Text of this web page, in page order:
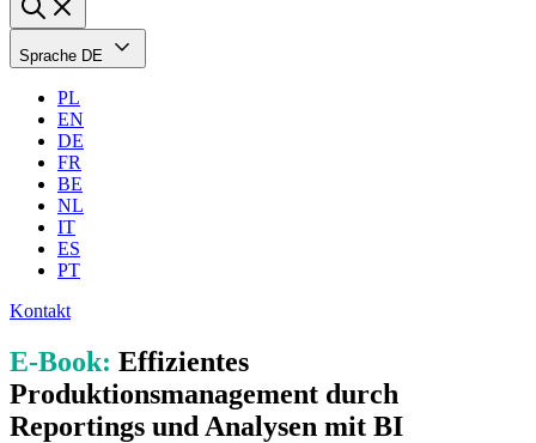
Sprache DE
PL
EN
DE
FR
BE
NL
IT
ES
PT
Kontakt
E-Book: Effizientes
Produktionsmanagement durch
Reportings und Analysen mit BI